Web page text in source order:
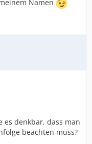
Namen
es denkbar, dass man
beachten muss?